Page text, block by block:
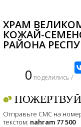
ХРАМ
КОЖАЙ-
РАЙОНА
0 поделились /
Отправьте СМС на
текстом: nahram 77 500